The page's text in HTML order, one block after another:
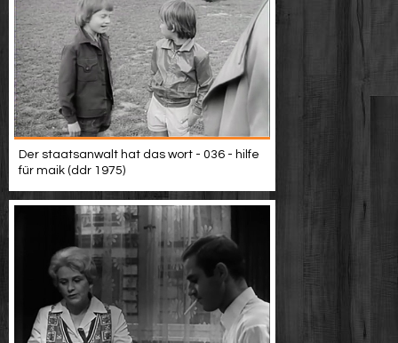
Der staatsanwalt hat das wort - 036 - hilfe
für maik (ddr 1975)